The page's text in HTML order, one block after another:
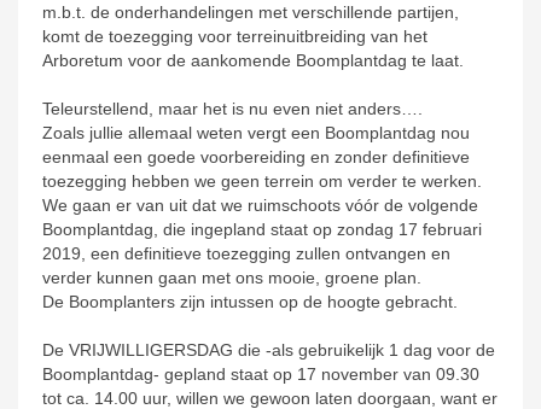
m.b.t. de onderhandelingen met verschillende partijen,
komt de toezegging voor terreinuitbreiding van het
Arboretum voor de aankomende Boomplantdag te laat.
Teleurstellend, maar het is nu even niet anders….
Zoals jullie allemaal weten vergt een Boomplantdag nou
eenmaal een goede voorbereiding en zonder definitieve
toezegging hebben we geen terrein om verder te werken.
We gaan er van uit dat we ruimschoots vóór de volgende
Boomplantdag, die ingepland staat op zondag 17 februari
2019, een definitieve toezegging zullen ontvangen en
verder kunnen gaan met ons mooie, groene plan.
De Boomplanters zijn intussen op de hoogte gebracht.
De VRIJWILLIGERSDAG die -als gebruikelijk 1 dag voor de
Boomplantdag- gepland staat op 17 november van 09.30
tot ca. 14.00 uur, willen we gewoon laten doorgaan, want er